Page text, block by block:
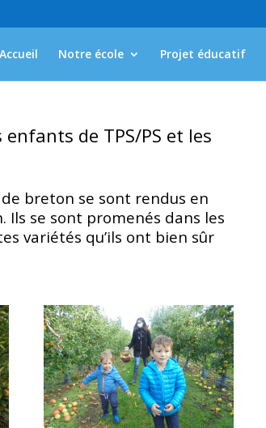
Accueil Notre école Projet éducatif
de TPS/PS et les
de breton se sont rendus en
Ils se sont promenés dans les
variétés qu’ils ont bien sûr